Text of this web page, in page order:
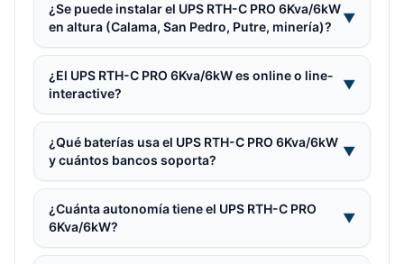
¿Se puede instalar el UPS RTH-C PRO 6Kva/6kW
en altura (Calama, San Pedro, Putre, minería)?
▼
¿El UPS RTH-C PRO 6Kva/6kW es online o line-
interactive?
▼
¿Qué baterías usa el UPS RTH-C PRO 6Kva/6kW
y cuántos bancos soporta?
▼
¿Cuánta autonomía tiene el UPS RTH-C PRO
6Kva/6kW?
▼